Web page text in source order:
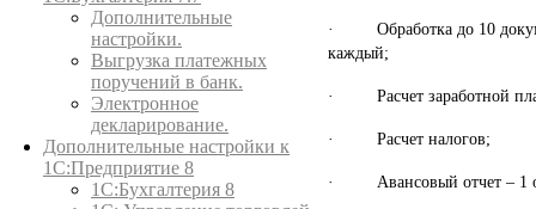
Дополнительные
настройки.
Выгрузка платежных
поручений в банк.
Электронное
декларирование.
Дополнительные настройки к
1С:Предприятие 8
1С:Бухгалтерия 8
· Обработка до 10
каждый;
· Расчет заработной
· Расчет налогов;
· Авансовый отчет – 1